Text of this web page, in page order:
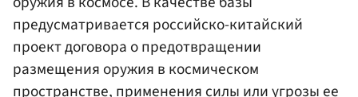
предусматривается российско-китайский
проект договора о предотвращении
размещения оружия в космическом
пространстве, применения силы или угрозы ее